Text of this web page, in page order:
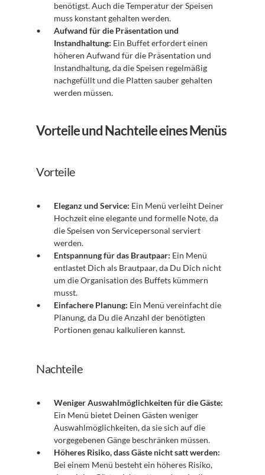
benötigst. Auch die Temperatur der Speisen
muss konstant gehalten werden.
Aufwand für die Präsentation und
Instandhaltung: Ein Buffet erfordert einen
höheren Aufwand für die Präsentation und
Instandhaltung, da die Speisen regelmäßig
nachgefüllt und die Platten sauber gehalten
werden müssen.
Vorteile und Nachteile eines Menüs
Vorteile
Eleganz und Service: Ein Menü verleiht Deiner
Hochzeit eine elegante und formelle Note, da
die Speisen von Servicepersonal serviert
werden.
Entspannung für das Brautpaar: Ein Menü
entlastet Dich als Brautpaar, da Du Dich nicht
um die Organisation des Buffets kümmern
musst.
Einfachere Planung: Ein Menü vereinfacht die
Planung, da Du die Anzahl der benötigten
Portionen genau kalkulieren kannst.
Nachteile
Weniger Auswahlmöglichkeiten für die Gäste:
Ein Menü bietet Deinen Gästen weniger
Auswahlmöglichkeiten, da sie sich auf die
vorgegebenen Gänge beschränken müssen.
Höheres Risiko, dass Gäste nicht satt werden:
Bei einem Menü besteht ein höheres Risiko,